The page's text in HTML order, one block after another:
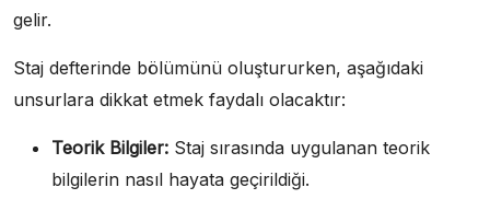
gelir.
Staj defterinde bölümünü oluştururken, aşağıdaki
unsurlara dikkat etmek faydalı olacaktır:
Teorik Bilgiler: Staj sırasında uygulanan teorik
bilgilerin nasıl hayata geçirildiği.